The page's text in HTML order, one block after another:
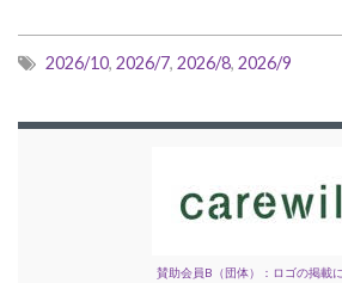
2026/10, 2026/7, 2026/8, 2026/9
賛助会員B（団体）：ロゴの掲載